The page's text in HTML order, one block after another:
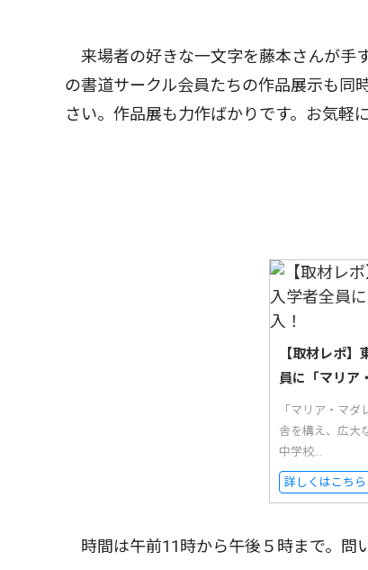
来場者の好きな一文字を藤本さんが手
の書道サークル会員たちの作品展示も同
さい。作品展も力作ばかりです。お気軽
【取材レポ
員に「マリア
「マリア・マ
舎を構え、広大
中学校...
詳しくはこちら
時間は午前11時から午後５時まで。問